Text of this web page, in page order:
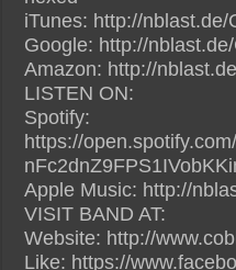
iTunes: http://nblast.de/
Google: http://
Amazon: http://
LISTEN ON:
Spotify:
https://
Apple Music: http://
VISIT BAND AT:
Website: http://
Like: https://